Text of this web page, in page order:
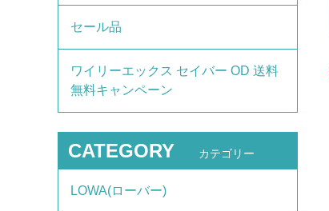
セール品
ワイリーエックス セイバー OD 送料
無料キャンペーン
CATEGORY カテゴリー
LOWA(ローバー)